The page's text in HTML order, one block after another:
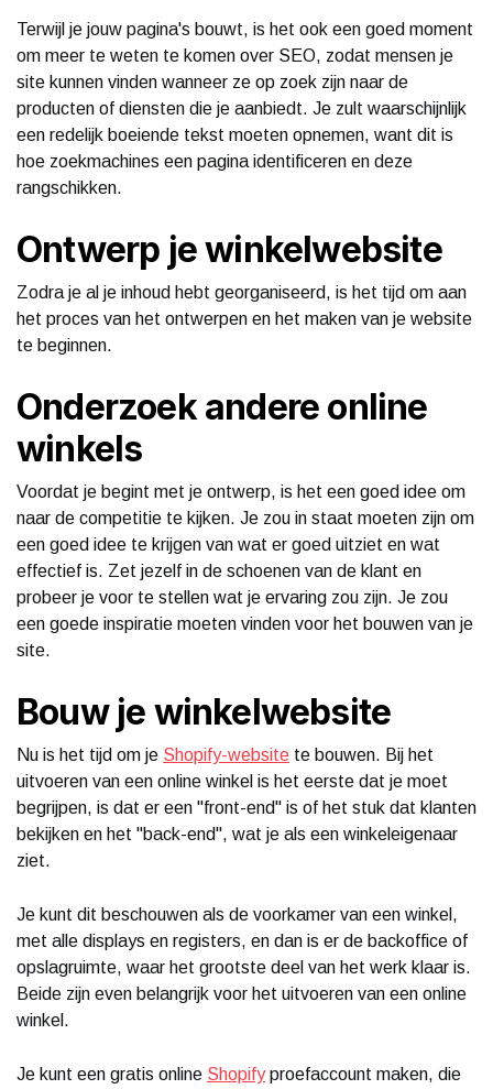
Terwijl je jouw pagina's bouwt, is het ook een goed moment
om meer te weten te komen over SEO, zodat mensen je
site kunnen vinden wanneer ze op zoek zijn naar de
producten of diensten die je aanbiedt. Je zult waarschijnlijk
een redelijk boeiende tekst moeten opnemen, want dit is
hoe zoekmachines een pagina identificeren en deze
rangschikken.
Ontwerp je winkelwebsite
Zodra je al je inhoud hebt georganiseerd, is het tijd om aan
het proces van het ontwerpen en het maken van je website
te beginnen.
Onderzoek andere online
winkels
Voordat je begint met je ontwerp, is het een goed idee om
naar de competitie te kijken. Je zou in staat moeten zijn om
een ​​goed idee te krijgen van wat er goed uitziet en wat
effectief is. Zet jezelf in de schoenen van de klant en
probeer je voor te stellen wat je ervaring zou zijn. Je zou
een goede inspiratie moeten vinden voor het bouwen van je
site.
Bouw je winkelwebsite
Nu is het tijd om je Shopify-website te bouwen. Bij het
uitvoeren van een online winkel is het eerste dat je moet
begrijpen, is dat er een "front-end" is of het stuk dat klanten
bekijken en het "back-end", wat je als een winkeleigenaar
ziet.
Je kunt dit beschouwen als de voorkamer van een winkel,
met alle displays en registers, en dan is er de backoffice of
opslagruimte, waar het grootste deel van het werk klaar is.
Beide zijn even belangrijk voor het uitvoeren van een online
winkel.
Je kunt een gratis online Shopifyproefaccount maken, die